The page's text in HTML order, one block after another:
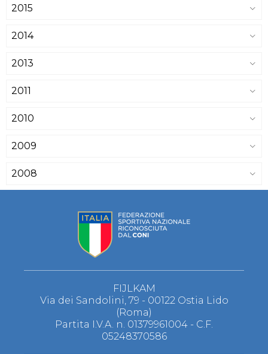
2015
2014
2013
2011
2010
2009
2008
FIJLKAM
Via dei Sandolini, 79 - 00122 Ostia Lido
(Roma)
Partita I.V.A. n. 01379961004 - C.F.
05248370586